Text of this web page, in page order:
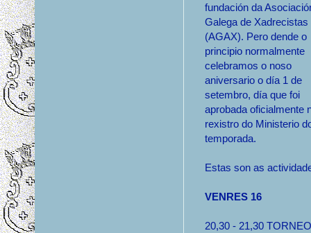
fundación da
Galega de Xadrecistas
(AGAX). Pero dende o
principio normalmente
celebramos o noso
aniversario o día 1 de
setembro, día que foi
aprobada oficialmente
rexistro do Ministerio
temporada.
Estas son as
VENRES 16
20,30 - 21,30